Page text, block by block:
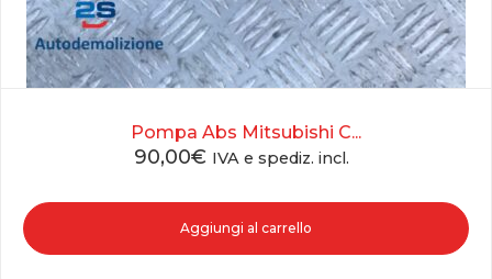
Pompa Abs Mitsubishi C...
90,00€ IVA e spediz. incl.
Aggiungi al carrello